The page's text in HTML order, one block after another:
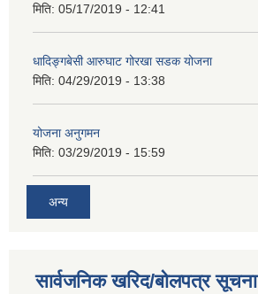
मिति: 05/17/2019 - 12:41
धादिङ्गबेसी आरुघाट गोरखा सडक योजना
मिति: 04/29/2019 - 13:38
योजना अनुगमन
मिति: 03/29/2019 - 15:59
अन्य
सार्वजनिक खरिद/बोलपत्र सूचना